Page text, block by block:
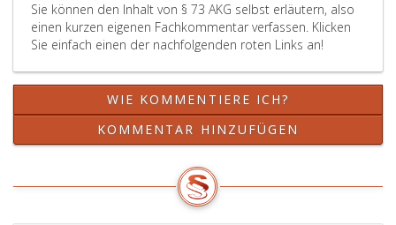
flächenmäßige
Größe
und
Einwohnerzahl
des
jeweiligen
Bundeslandes
Bedacht
nehmen.
(ASVG),
Nr. 189
aus
1955,,
jeweils
Sie können den Inhalt von § 73 AKG selbst erläutern, also
einen kurzen eigenen Fachkommentar verfassen. Klicken
Sie einfach einen der nachfolgenden roten Links an!
WIE KOMMENTIERE ICH?
KOMMENTAR HINZUFÜGEN